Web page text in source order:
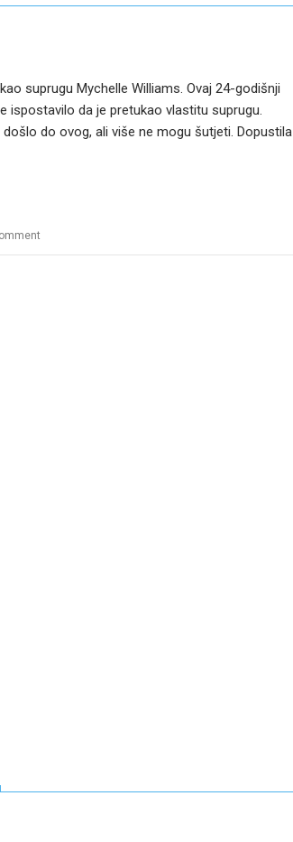
suprugu Mychelle Williams. Ovaj 24-godišnji
ispostavilo da je pretukao vlastitu suprugu.
do ovog, ali više ne mogu šutjeti. Dopustila